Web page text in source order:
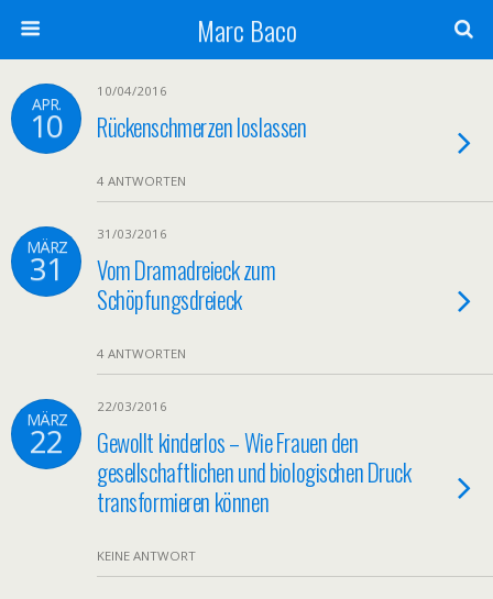
Marc Baco
APR.
10
10/04/2016
Rückenschmerzen loslassen
4 ANTWORTEN
MÄRZ
31
31/03/2016
Vom Dramadreieck zum
Schöpfungsdreieck
4 ANTWORTEN
MÄRZ
22
22/03/2016
Gewollt kinderlos – Wie Frauen den
gesellschaftlichen und biologischen Druck
transformieren können
KEINE ANTWORT